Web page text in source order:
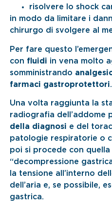
risolvere lo shock
in modo da limitare i
chirurgo di svolgere al
Per fare questo
con fluidi in vena molto
somministrando
farmaci gastroprotettori.
Una volta raggiunta la
radiografia dell’addome
della diagnosi e del
patologie respiratorie o
poi si procede con
“decompressione
la tensione all’interno
dell’aria e, se possibile,
gastrica.